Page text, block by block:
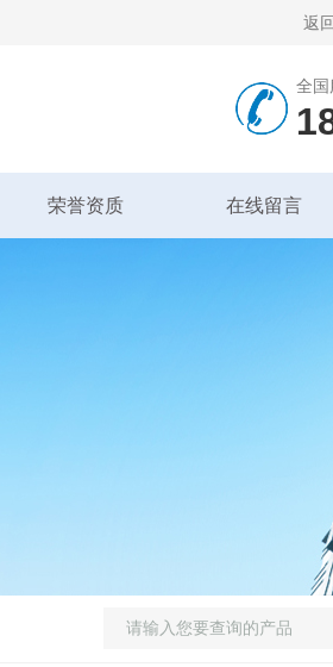
返
全国
荣誉资质 在线留言